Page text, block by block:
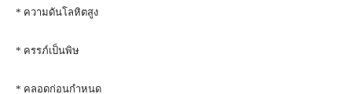
* ความดันโลหิตสูง
* ครรภ์เป็นพิษ
* คลอดก่อนกำหนด